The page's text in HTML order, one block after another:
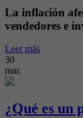
La inflación
vendedores e
Leer más
30
mar.
¿Qué es un